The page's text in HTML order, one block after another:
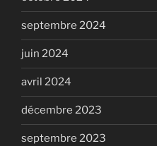
septembre 2024
juin 2024
avril 2024
décembre 2023
septembre 2023